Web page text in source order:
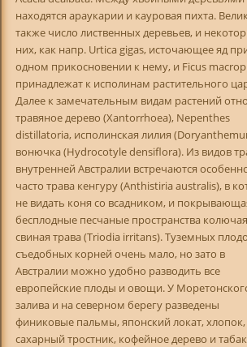
находятся араукарии и кауровая пихта.
также число лиственных деревьев, и
них, как напр. Urtica gigas, источающее яд
одном прикосновении к нему, и Ficus
принадлежат к исполинам растительного
Далее к замечательным видам растений
травяное дерево (Xantorrhoea), Nepenthes
distillatoria, исполинская лилия
вонючка (Hydrocotyle densiflora). Из видов
внутренней Австралии встречаются
часто трава кенгуру (Anthistiria australis), в
не видать коня со всадником, и
бесплодные песчаные пространства колючая
свиная трава (Triodia irritans). Туземных
съедобных корней очень мало, но зато в
Австралии можно удобно разводить все
европейские плоды и овощи. У
залива и на северном берегу разведены
финиковые пальмы, японский локат, хлопок,
сахарный тростник, кофейное дерево и